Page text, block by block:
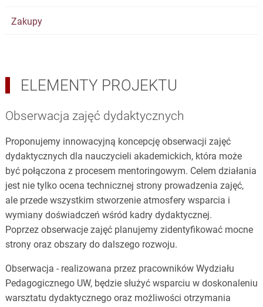
Zakupy
ELEMENTY PROJEKTU
Obserwacja zajęć dydaktycznych
Proponujemy innowacyjną koncepcję obserwacji zajęć
dydaktycznych dla nauczycieli akademickich, która może
być połączona z procesem mentoringowym. Celem działania
jest nie tylko ocena technicznej strony prowadzenia zajęć,
ale przede wszystkim stworzenie atmosfery wsparcia i
wymiany doświadczeń wśród kadry dydaktycznej.
Poprzez obserwacje zajęć planujemy zidentyfikować mocne
strony oraz obszary do dalszego rozwoju.
Obserwacja - realizowana przez pracowników Wydziału
Pedagogicznego UW, będzie służyć wsparciu w doskonaleniu
warsztatu dydaktycznego oraz możliwości otrzymania